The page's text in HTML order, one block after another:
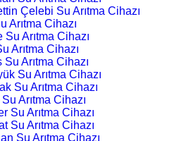
Çelebi Su Arıtma Cihazı
Arıtma Cihazı
Su Arıtma Cihazı
Arıtma Cihazı
Su Arıtma Cihazı
Su Arıtma Cihazı
Su Arıtma Cihazı
Arıtma Cihazı
Su Arıtma Cihazı
Su Arıtma Cihazı
Su Arıtma Cihazı